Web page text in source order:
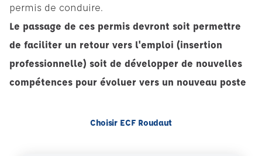
permis de conduire.
Le passage de ces permis devront soit permettre
de faciliter un retour vers l'emploi (insertion
professionnelle) soit de développer de nouvelles
compétences pour évoluer vers un nouveau poste
Choisir ECF Roudaut